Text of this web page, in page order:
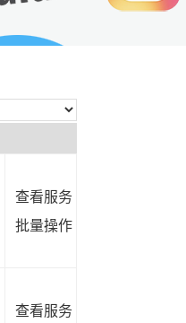
查看服务
批量操作
查看服务